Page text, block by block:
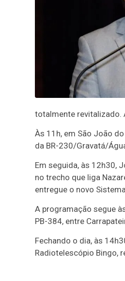
totalmente revitalizado.
Às 11h, em São João
da BR-230/Gravatá/
Em seguida, às 12h30,
no trecho que liga
entregue o novo
A programação segue
PB-384, entre
Fechando o dia, às
Radiotelescópio Bingo,